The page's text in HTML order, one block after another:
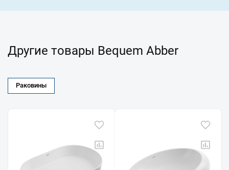
Другие товары Bequem Abber
Раковины